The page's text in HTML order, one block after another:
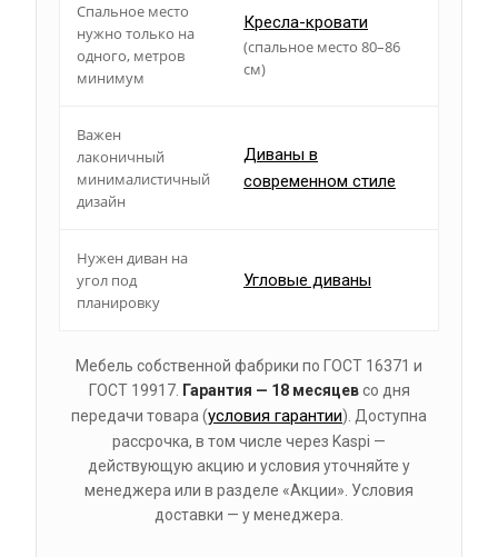
Спальное место
нужно только на
одного, метров
минимум
Кресла-кровати
(спальное место 80–86
см)
Важен
лаконичный
минималистичный
дизайн
Диваны в
современном стиле
Нужен диван на
угол под
планировку
Угловые диваны
Мебель собственной фабрики по ГОСТ 16371 и
ГОСТ 19917. Гарантия — 18 месяцевсо дня
передачи товара (условия гарантии). Доступна
рассрочка, в том числе через Kaspi —
действующую акцию и условия уточняйте у
менеджера или в разделе «Акции». Условия
доставки — у менеджера.